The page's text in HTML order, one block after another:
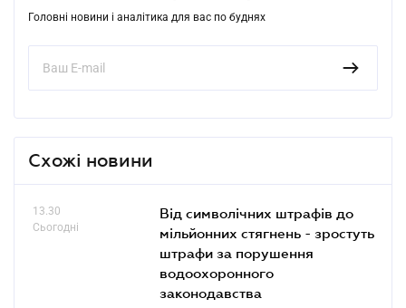
Головні новини і аналітика для вас по буднях
Схожі новини
13.30
Сьогодні
Від символічних штрафів до
мільйонних стягнень - зростуть
штрафи за порушення
водоохоронного
законодавства